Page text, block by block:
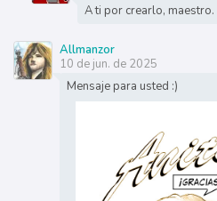
A ti por crearlo, maestro.
Allmanzor
10 de jun. de 2025
Mensaje para usted :)